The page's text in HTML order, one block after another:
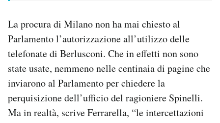
La procura di Milano non ha mai chiesto al
Parlamento l’autorizzazione all’utilizzo delle
telefonate di Berlusconi. Che in effetti non sono
state usate, nemmeno nelle centinaia di pagine che
inviarono al Parlamento per chiedere la
perquisizione dell’ufficio del ragioniere Spinelli.
Ma in realtà, scrive Ferrarella, “le intercettazioni